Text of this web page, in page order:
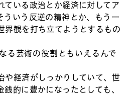
ている政治とか経済に対してア
ういう反逆の精神とか、もう一
界観を打ち立てようとするもの
る芸術の役割ともいえるんで
や経済がしっかりしていて、世
的に豊かになったとしても、